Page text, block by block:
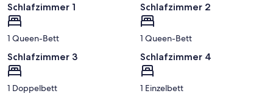
Schlafzimmer 1
1 Queen-Bett
Schlafzimmer 2
1 Queen-Bett
Schlafzimmer 3
1 Doppelbett
Schlafzimmer 4
1 Einzelbett